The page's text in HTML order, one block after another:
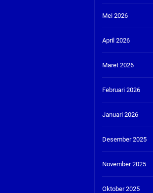
Mei 2026
April 2026
Maret 2026
Februari 2026
Januari 2026
Desember 2025
November 2025
Oktober 2025